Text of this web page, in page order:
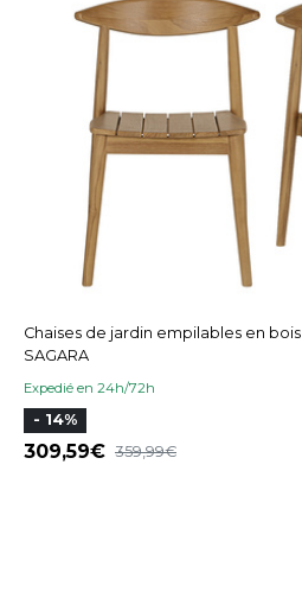
Chaises de jardin empilables en
SAGARA
Expedié en 24h/72h
- 14%
309,59 359,99